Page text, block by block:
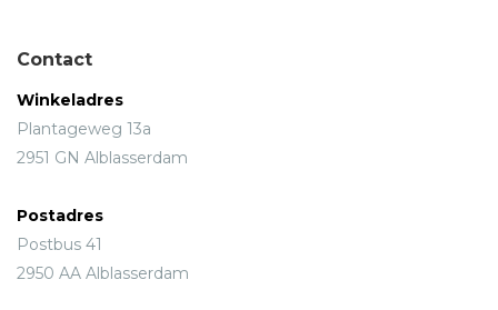
Contact
Winkeladres
Plantageweg 13a
2951 GN Alblasserdam
Postadres
Postbus 41
2950 AA Alblasserdam